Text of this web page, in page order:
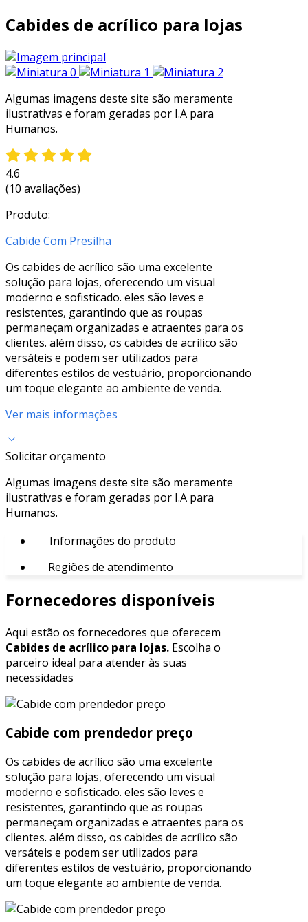
Cabides de acrílico para lojas
Algumas imagens deste site são meramente
ilustrativas e foram geradas por I.A para
Humanos.
4.6
(10 avaliações)
Produto:
Cabide Com Presilha
Os cabides de acrílico são uma excelente
solução para lojas, oferecendo um visual
moderno e sofisticado. eles são leves e
resistentes, garantindo que as roupas
permaneçam organizadas e atraentes para os
clientes. além disso, os cabides de acrílico são
versáteis e podem ser utilizados para
diferentes estilos de vestuário, proporcionando
um toque elegante ao ambiente de venda.
Ver mais informações
Solicitar orçamento
Algumas imagens deste site são meramente
ilustrativas e foram geradas por I.A para
Humanos.
Informações do produto
Regiões de atendimento
Fornecedores disponíveis
Aqui estão os fornecedores que oferecem
Cabides de acrílico para lojas. Escolha o
parceiro ideal para atender às suas
necessidades
Cabide com prendedor preço
Os cabides de acrílico são uma excelente
solução para lojas, oferecendo um visual
moderno e sofisticado. eles são leves e
resistentes, garantindo que as roupas
permaneçam organizadas e atraentes para os
clientes. além disso, os cabides de acrílico são
versáteis e podem ser utilizados para
diferentes estilos de vestuário, proporcionando
um toque elegante ao ambiente de venda.